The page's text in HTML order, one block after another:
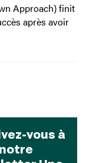
Approach) finit
après avoir
vous à
notre